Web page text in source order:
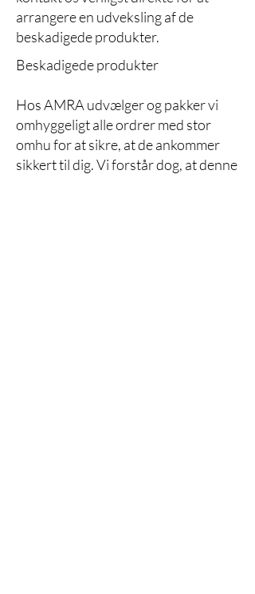
arrangere en udveksling af de
beskadigede produkter.
Beskadigede produkter
Hos AMRA udvælger og pakker vi
omhyggeligt alle ordrer med stor
omhu for at sikre, at de ankommer
sikkert til dig. Vi forstår dog, at denne